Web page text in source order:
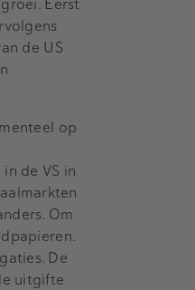
Eerst
de US
op
de VS in
Om
De
uitgifte